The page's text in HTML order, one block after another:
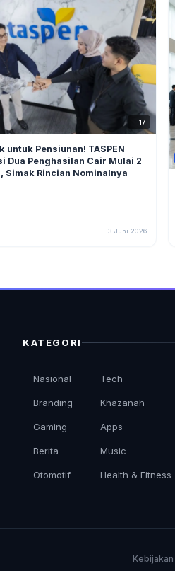
17
untuk Pensiunan! TASPEN
Dua Penghasilan Cair Mulai 2
Simak Rincian Nominalnya
3 Juni 2026
KATEGORI
Nasional
Branding
Gaming
Berita
Otomotif
Tech
Khazanah
Apps
Music
Health & Fitness